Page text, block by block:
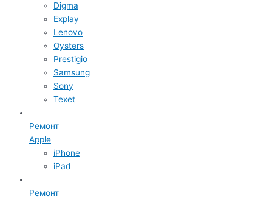
Digma
Explay
Lenovo
Oysters
Prestigio
Samsung
Sony
Texet
Ремонт
Apple
iPhone
iPad
Ремонт